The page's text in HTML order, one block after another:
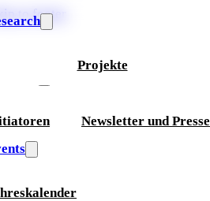
to footer
Projekte
Newsletter und Presse